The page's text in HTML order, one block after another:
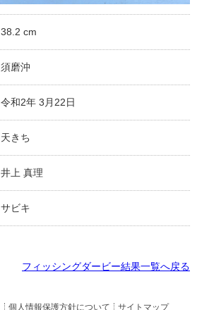
38.2 cm
須磨沖
令和2年 3月22日
天きち
井上 真理
サビキ
フィッシングダービー結果一覧へ戻る
個人情報保護方針について サイトマップ